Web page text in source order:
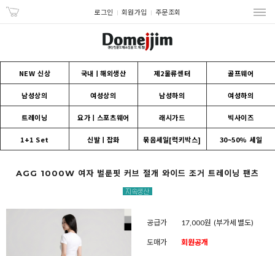
로그인 회원가입 주문조회
NEW 신상 국내ㅣ해외생산 제2물류센터 골프웨어
남성상의 여성상의 남성하의 여성하의
트레이닝 요가ㅣ스포츠웨어 래시가드 빅사이즈
1+1 Set 신발ㅣ잡화 묶음세일[럭키박스] 30~50% 세일
AGG 1000W 여자 벌룬핏 커브 절개 와이드 조거 트레이닝 팬츠
공급가 17,000원 (부가세 별도)
도매가 회원공개